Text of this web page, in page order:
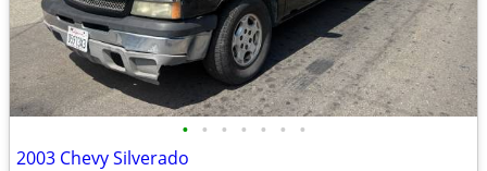
• • • • • • •
2003 Chevy Silverado